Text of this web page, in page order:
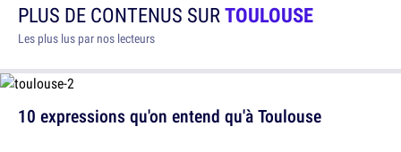
PLUS DE CONTENUS SURTOULOUSE
Les plus lus par nos lecteurs
10 expressions qu'on entend qu'à Toulouse